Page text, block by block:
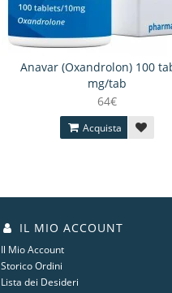
Anavar (Oxandrolon) 100
mg/tab
64€
Acquista
IL MIO ACCOUNT
Il Mio Account
Storico Ordini
Lista dei Desideri